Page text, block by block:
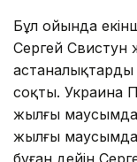
Бұл ойында
Сергей Свистун
соқты. Украина
жылғы маусымда
жылғы
бұған дейін